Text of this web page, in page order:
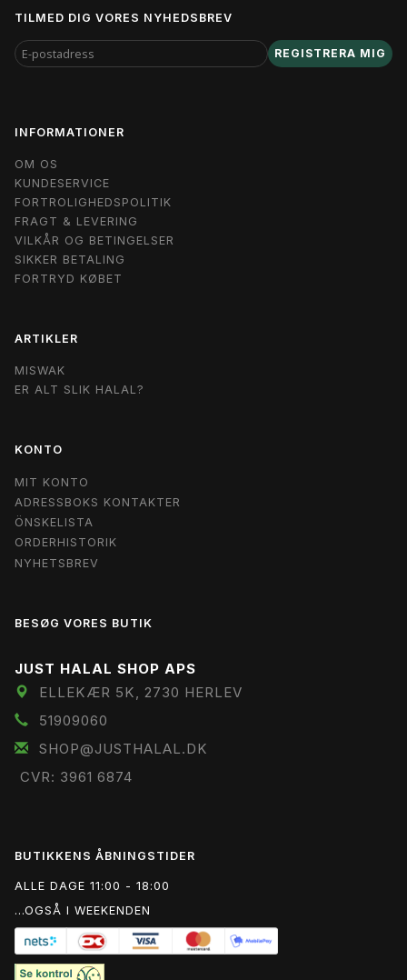
TILMED DIG VORES NYHEDSBREV
E-
POSTADRESS
REGISTRERA MIG
INFORMATIONER
OM OS
KUNDESERVICE
FORTROLIGHEDSPOLITIK
FRAGT & LEVERING
VILKÅR OG BETINGELSER
SIKKER BETALING
FORTRYD KØBET
ARTIKLER
MISWAK
ER ALT SLIK HALAL?
KONTO
MIT KONTO
ADRESSBOKS KONTAKTER
ÖNSKELISTA
ORDERHISTORIK
NYHETSBREV
BESØG VORES BUTIK
JUST HALAL SHOP APS
ELLEKÆR 5K, 2730 HERLEV
51909060
SHOP@JUSTHALAL.DK
CVR: 3961 6874
BUTIKKENS ÅBNINGSTIDER
ALLE DAGE 11:00 - 18:00
...OGSÅ I WEEKENDEN